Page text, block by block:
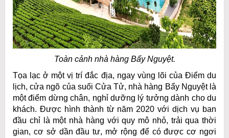
Toàn cảnh nhà hàng Bẩy Nguyệt.
Tọa lạc ở một vị trí đắc địa, ngay vùng lõi của Điểm du
lịch, cửa ngõ của suối Cửa Tử, nhà hàng Bẩy Nguyệt là
một điểm dừng chân, nghỉ dưỡng lý tưởng dành cho du
khách. Được hình thành từ năm 2020 với dịch vụ ban
đầu chỉ là một nhà hàng với quy mô nhỏ, trải qua thời
gian, cơ sở dần đầu tư, mở rộng để có được cơ ngơi